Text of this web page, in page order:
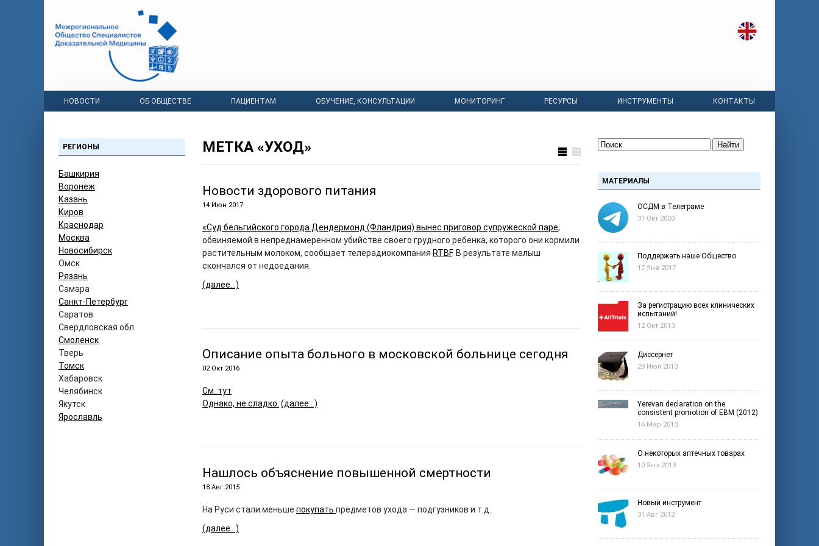
НОВОСТИ ОБ ОБЩЕСТВЕ ПАЦИЕНТАМ ОБУЧЕНИЕ, КОНСУЛЬТАЦИИ МОНИТОРИНГ РЕСУРСЫ ИНСТРУМЕНТЫ КОНТАКТЫ
РЕГИОНЫ
Башкирия
Воронеж
Казань
Киров
Краснодар
Москва
Новосибирск
Омск
Рязань
Самара
Санкт-Петербург
Саратов
Свердловская обл.
Смоленск
Тверь
Томск
Хабаровск
Челябинск
Якутск
Ярославль
МЕТКА «УХОД»
Новости здорового питания
14 Июн 2017
«Суд бельгийского города Дендермонд (Фландрия) вынес приговор супружеской паре,
обвиняемой в непреднамеренном убийстве своего грудного ребенка, которого они кормили
растительным молоком, сообщает телерадиокомпания RTBF. В результате малыш
скончался от недоедания.
(далее…)
Описание опыта больного в московской больнице cегодня
02 Окт 2016
См. тут
Однако, не сладко. (далее…)
Нашлось объяснение повышенной смертности
18 Авг 2015
На Руси стали меньше покупать предметов ухода — подгузников и т.д.
(далее…)
Найти
МАТЕРИАЛЫ
ОСДМ в Телеграме
31 Окт 2020
Поддержать наше Общество
17 Янв 2017
За регистрацию всех клинических
испытаний!
12 Окт 2013
Диссернет
29 Июл 2013
Yerevan declaration on the
consistent promotion of EBM (2012)
16 Мар 2013
О некоторых аптечных товарах
10 Янв 2013
Новый инструмент
31 Авг 2012